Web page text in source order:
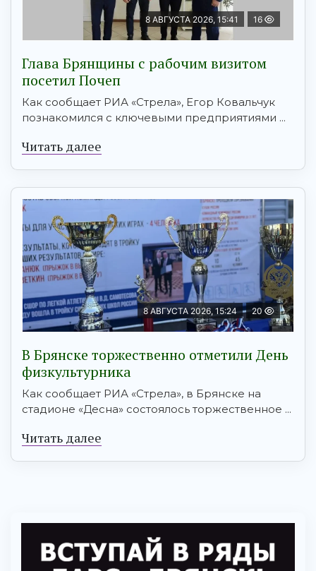
8 АВГУСТА 2026, 15:41 16
Глава Брянщины с рабочим визитом
посетил Почеп
Как сообщает РИА «Стрела», Егор Ковальчук
познакомился с ключевыми предприятиями ...
Читать далее
8 АВГУСТА 2026, 15:24 20
В Брянске торжественно отметили День
физкультурника
Как сообщает РИА «Стрела», в Брянске на
стадионе «Десна» состоялось торжественное ...
Читать далее